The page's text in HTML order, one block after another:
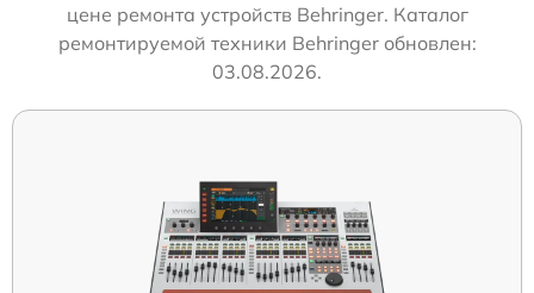
цене ремонта устройств Behringer. Каталог
ремонтируемой техники Behringer обновлен:
03.08.2026.